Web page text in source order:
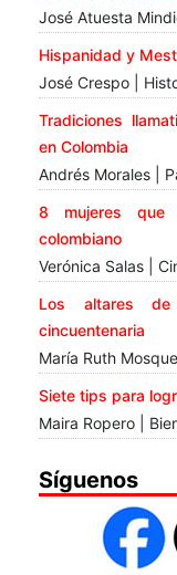
José Atuesta
Hispanidad y
José Crespo |
Tradiciones
en Colombia
Andrés Morales |
8 mujeres que
colombiano
Verónica Salas |
Los altares de
cincuentenaria
María Ruth
Siete tips para
Maira Ropero |
Síguenos